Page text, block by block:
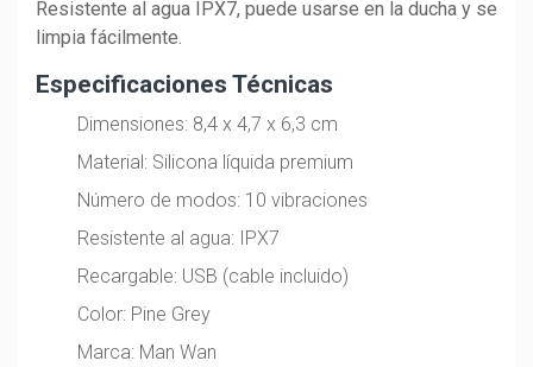
Resistente al agua IPX7, puede usarse en la ducha y se
limpia fácilmente.
Especificaciones Técnicas
Dimensiones: 8,4 x 4,7 x 6,3 cm
Material: Silicona líquida premium
Número de modos: 10 vibraciones
Resistente al agua: IPX7
Recargable: USB (cable incluido)
Color: Pine Grey
Marca: Man Wan